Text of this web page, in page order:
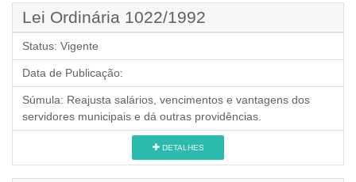
Lei Ordinária 1022/1992
Status: Vigente
Data de Publicação:
Súmula: Reajusta salários, vencimentos e vantagens dos
servidores municipais e dá outras providências.
DETALHES